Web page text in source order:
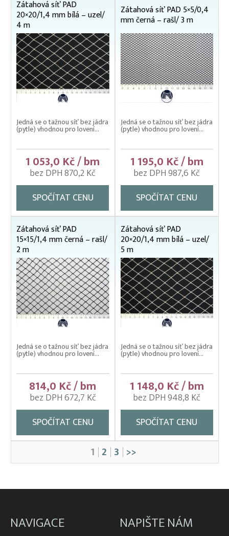
Zátahová síť PAD
20×20/1,4 mm bílá – uzel/
4 m
Jedná se o tažnou síť bez jádra
(pytle) vhodnou pro lovení...
1 053,0 Kč / bm
bez DPH 870,2 Kč
SPOČÍTAT CENU
Zátahová síť PAD 5×5/0,4
mm černá – rašl/ 3 m
Jedná se o tažnou síť bez jádra
(pytle) vhodnou pro lovení...
1 195,0 Kč / bm
bez DPH 987,6 Kč
SPOČÍTAT CENU
Zátahová síť PAD
15×15/1,4 mm černá – rašl/
2 m
Jedná se o tažnou síť bez jádra
(pytle) vhodnou pro lovení...
814,0 Kč / bm
bez DPH 672,7 Kč
SPOČÍTAT CENU
Zátahová síť PAD
20×20/1,4 mm bílá – uzel/
5 m
Jedná se o tažnou síť bez jádra
(pytle) vhodnou pro lovení...
1 148,0 Kč / bm
bez DPH 948,8 Kč
SPOČÍTAT CENU
1 2 3 >>
NAVIGACE NAPIŠTE NÁM